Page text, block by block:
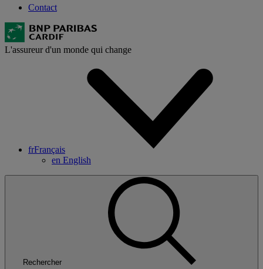
Contact
L'assureur d'un monde qui change
frFrançais
en English
Rechercher